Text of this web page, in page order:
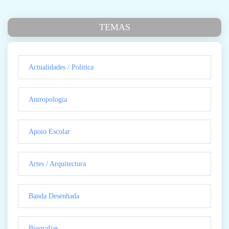
TEMAS
Actualidades / Politica
Antropologia
Apoio Escolar
Artes / Arquitectura
Banda Desenhada